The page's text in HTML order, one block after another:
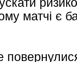
матчі є